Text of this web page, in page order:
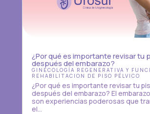
¿Por qué es importante revisar tu
después del embarazo?
GINECOLOGÍA REGENERATIVA Y
REHABILITACION DE PISO PÉLVICO
¿Por qué es importante revisar tu
después del embarazo? El
son experiencias poderosas que
el...